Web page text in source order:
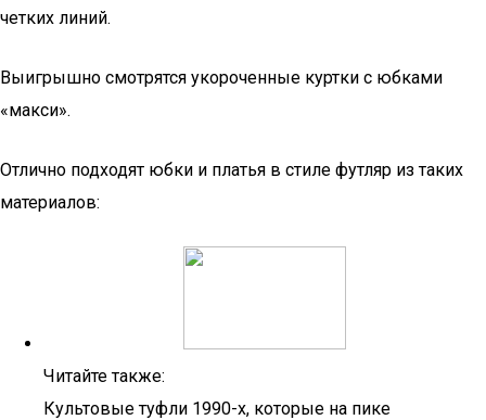
четких линий.
Выигрышно смотрятся укороченные куртки с юбками
«макси».
Отлично подходят юбки и платья в стиле футляр из таких
материалов:
Читайте также:
Культовые туфли 1990-х, которые на пике